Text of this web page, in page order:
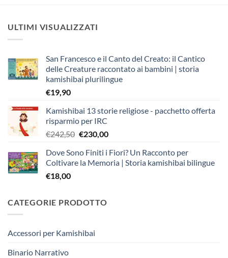
ULTIMI VISUALIZZATI
San Francesco e il Canto del Creato: il Cantico
delle Creature raccontato ai bambini | storia
kamishibai plurilingue
€19,90
Kamishibai 13 storie religiose - pacchetto offerta
risparmio per IRC
€242,50 Il
originale
era:
€230,00Il
attuale
è:
Dove Sono Finiti i Fiori? Un Racconto per
Coltivare la Memoria | Storia kamishibai bilingue
€18,00
CATEGORIE PRODOTTO
Accessori per Kamishibai
Binario Narrativo